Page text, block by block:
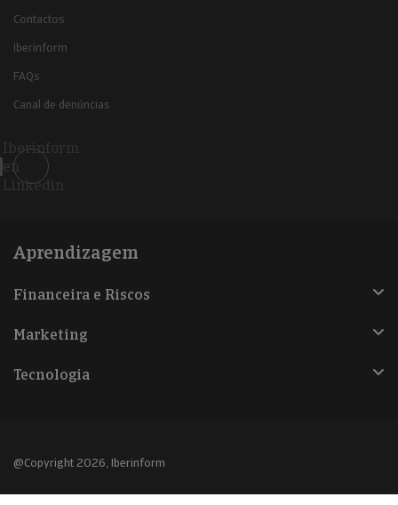
Contactos
Iberinform
FAQs
Canal de denúncias
Iberinform
en
Linkedin
Aprendizagem
Financeira e Riscos
Marketing
Tecnologia
@Copyright 2026, Iberinform